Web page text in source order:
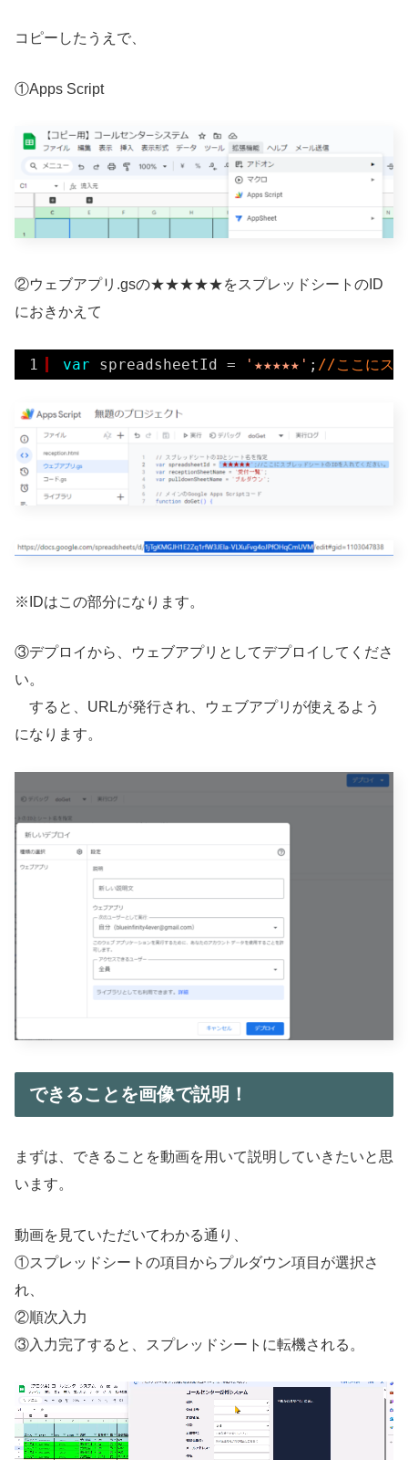
コピーしたうえで、
①Apps Script
②ウェブアプリ.gsの★★★★★をスプレッドシートのID
におきかえて
1 var spreadsheetId = '★★★★★' ; //ここにス
※IDはこの部分になります。
③デプロイから、ウェブアプリとしてデプロイしてくださ
い。
すると、URLが発行され、ウェブアプリが使えるよう
になります。
できることを画像で説明！
まずは、できることを動画を用いて説明していきたいと思
います。
動画を見ていただいてわかる通り、
①スプレッドシートの項目からプルダウン項目が選択さ
れ、
②順次入力
③入力完了すると、スプレッドシートに転機される。